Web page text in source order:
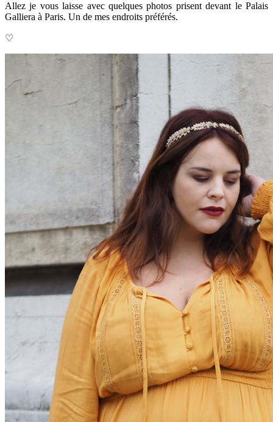
Allez je vous laisse avec quelques photos prisent devant le Palais
Galliera à Paris. Un de mes endroits préférés.
♡